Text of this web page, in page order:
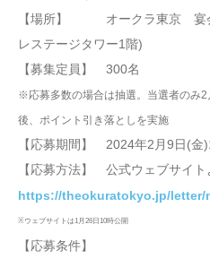
【場所】 オークラ東京 宴会
レステージタワー1階)
【募集定員】 300名
※応募多数の場合は抽選。当選者のみ
後、ポイント引き落としを実施
【応募期間】 2024年2月9日(金
【応募方法】 公式ウェブサイト
https://theokuratokyo.jp/letter/
※ウェブサイトは1月26日10時公開
【応募条件】